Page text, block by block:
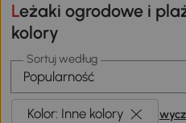
Leżaki ogrodowe i plażowe Inne
kolory
Sortuj według
Popularność
Kolor: Inne kolory